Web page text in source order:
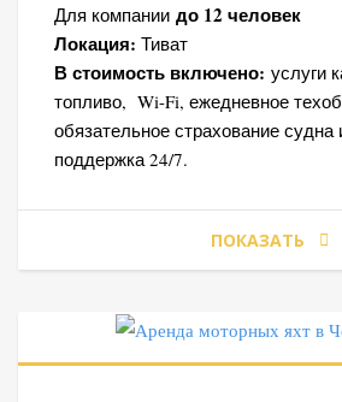
Для компании до 12 человек
Локация: Тиват
В стоимость включено: услуги
топливо, Wi-Fi, ежедневное
обязательное страхование судна
поддержка 24/7.
ПОКАЗАТЬ